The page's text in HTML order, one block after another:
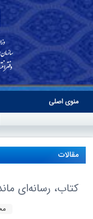
منوی اصلی
مقالات
کتاب، رسانه‌اى